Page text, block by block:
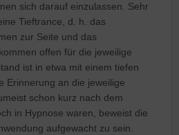
sich darauf einzulassen. Sehr
Tieftrance, d. h. das
zur Seite und das
offen für die jeweilige
ist in etwa mit einem tiefen
Erinnerung an die jeweilige
schon kurz nach dem
in Hypnose waren, beweist die
aufgewacht zu sein.